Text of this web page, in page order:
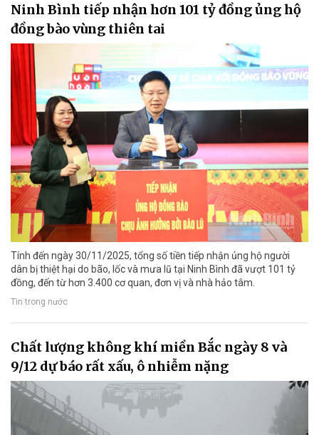
Ninh Bình tiếp nhận hơn 101 tỷ đồng ủng hộ
đồng bào vùng thiên tai
Tính đến ngày 30/11/2025, tổng số tiền tiếp nhận ủng hộ người
dân bị thiệt hại do bão, lốc và mưa lũ tại Ninh Bình đã vượt 101 tỷ
đồng, đến từ hơn 3.400 cơ quan, đơn vị và nhà hảo tâm.
Tin trong nước
Chất lượng không khí miền Bắc ngày 8 và
9/12 dự báo rất xấu, ô nhiễm nặng